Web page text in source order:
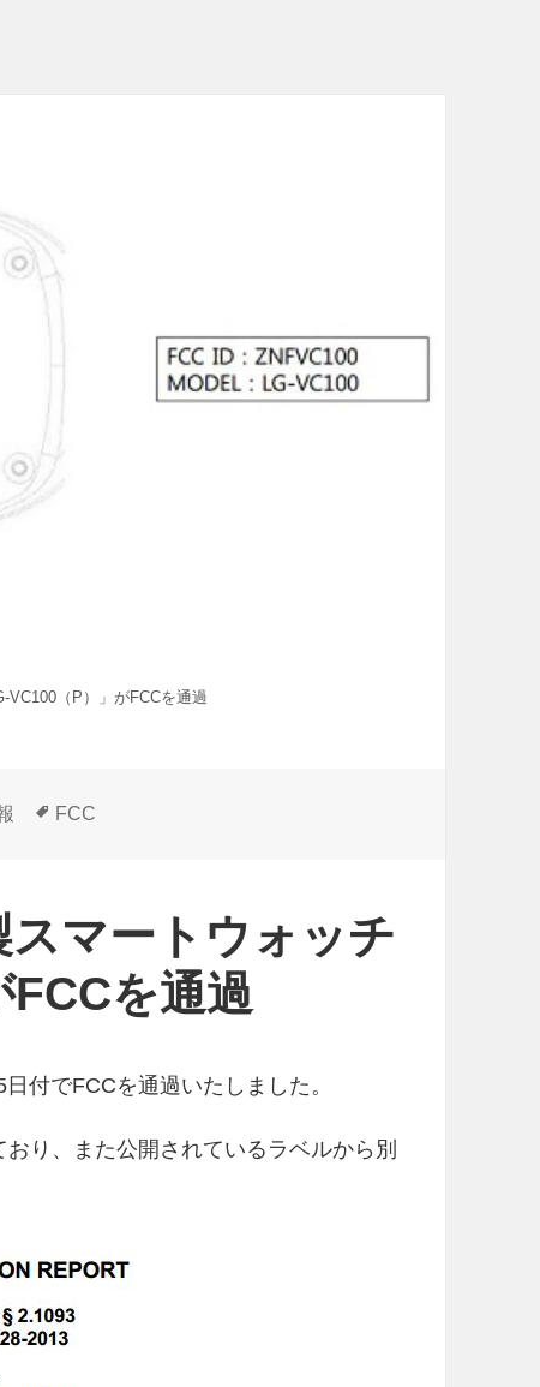
VC100（P）」がFCCを通過
タ
FCC
マートウォッチ
FCCを通過
付でFCCを通過いたしました。
り、また公開されているラベルから別